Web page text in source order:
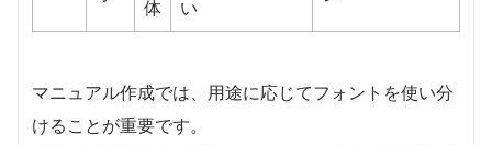
体
い
マニュアル作成では、用途に応じてフォントを使い分
けることが重要です。